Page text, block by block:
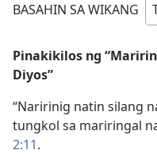
BASAHIN SA WIKANG
Pinakikilos ng
Diyos”
“Naririnig natin silang
tungkol sa mariringal
2:11.